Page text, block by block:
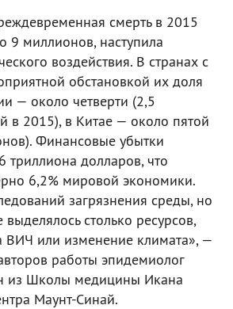
смерть в 2015
9 миллионов, наступила
воздействия. В странах с
обстановкой их доля
— около четверти (2,5
в 2015), в Китае — около пятой
Финансовые убытки
триллиона долларов, что
6,2% мировой экономики.
загрязнения среды, но
столько ресурсов,
ВИЧ или изменение климата», —
работы эпидемиолог
из Школы медицины Икана
Маунт-Синай.